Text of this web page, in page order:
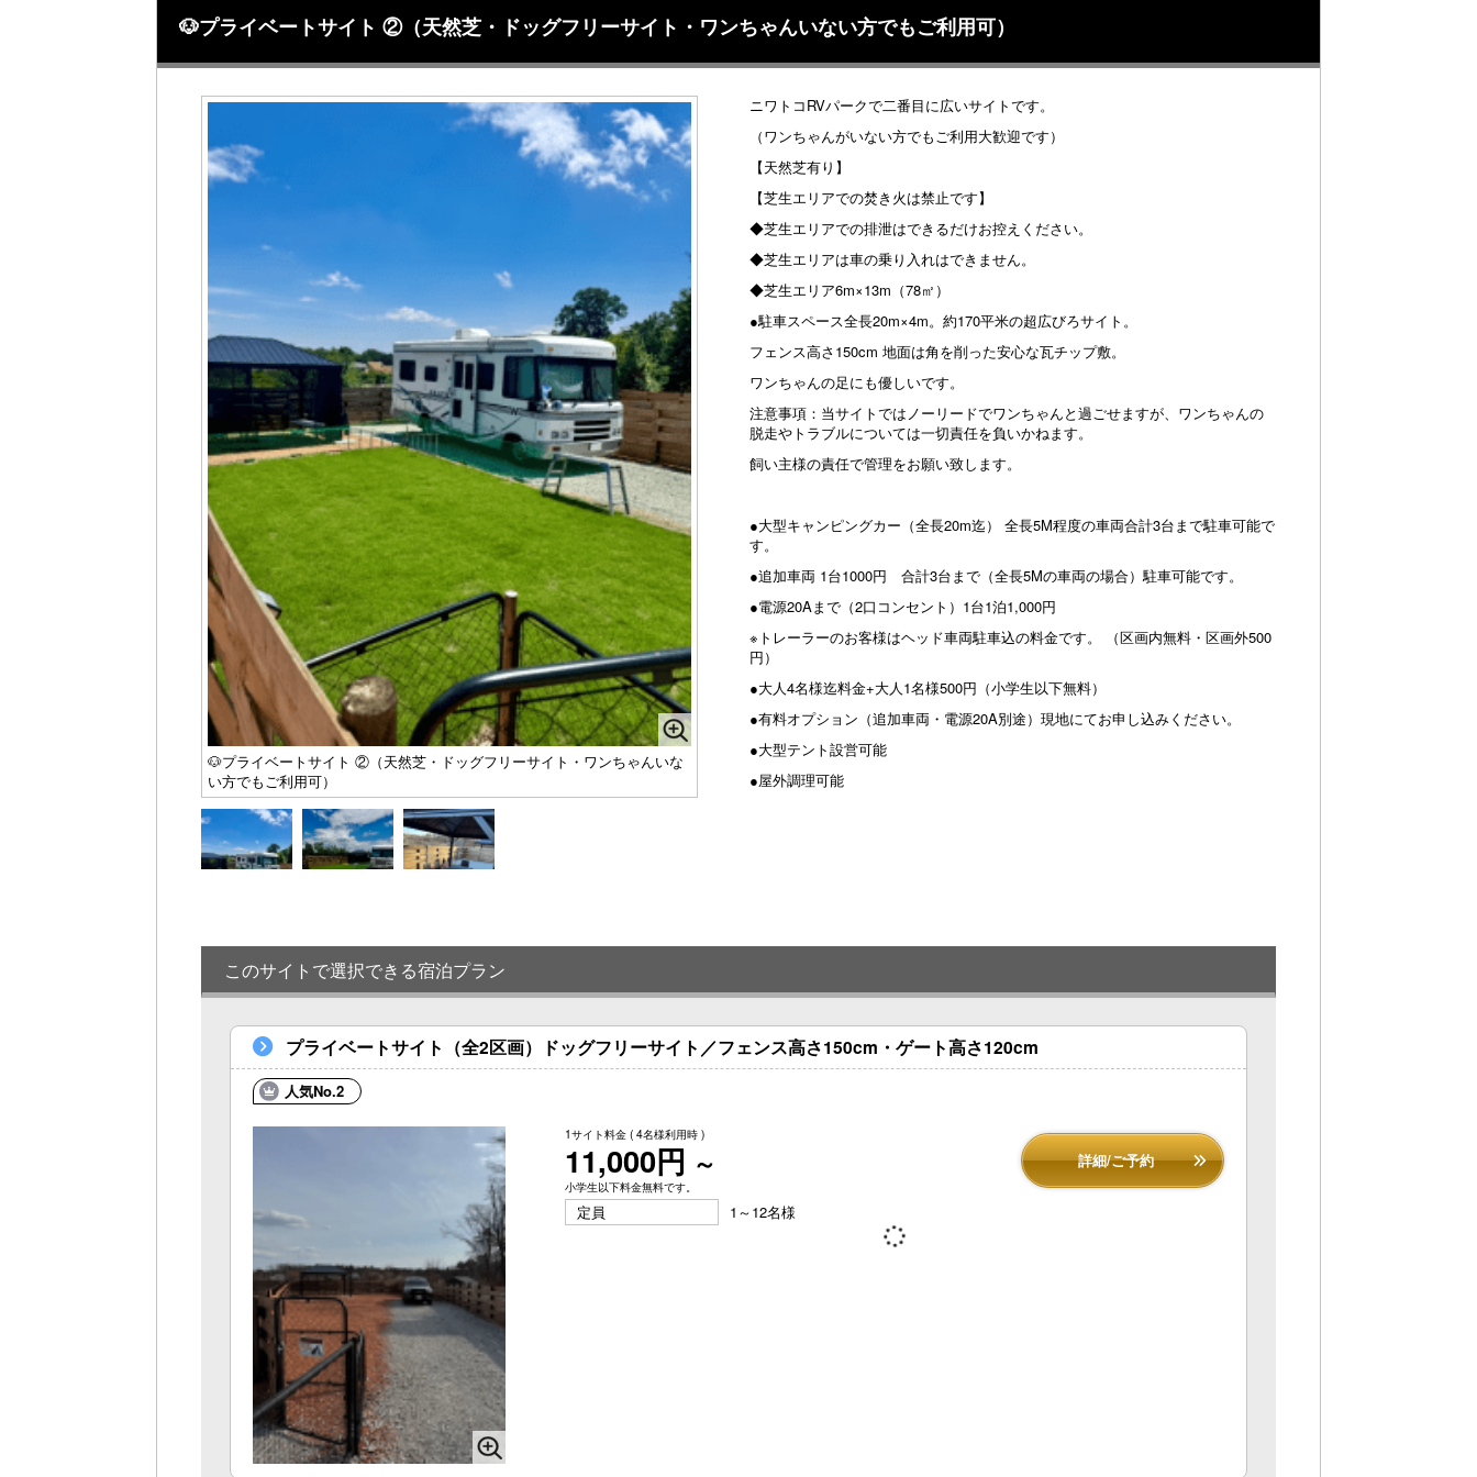
🐶プライベートサイト ②（天然芝・ドッグフリーサイト・ワンちゃんいない方でもご利用可）
🐶プライベートサイト ②（天然芝・ドッグフリーサイト・ワンちゃんいな
い方でもご利用可）
ニワトコRVパークで二番目に広いサイトです。
（ワンちゃんがいない方でもご利用大歓迎です）
【天然芝有り】
【芝生エリアでの焚き火は禁止です】
◆芝生エリアでの排泄はできるだけお控えください。
◆芝生エリアは車の乗り入れはできません。
◆芝生エリア6m×13m（78㎡）
●駐車スペース全長20m×4m。約170平米の超広びろサイト。
フェンス高さ150cm 地面は角を削った安心な瓦チップ敷。
ワンちゃんの足にも優しいです。
注意事項：当サイトではノーリードでワンちゃんと過ごせますが、ワンちゃんの
脱走やトラブルについては一切責任を負いかねます。
飼い主様の責任で管理をお願い致します。
●大型キャンピングカー（全長20m迄） 全長5M程度の車両合計3台まで駐車可能で
す。
●追加車両 1台1000円 合計3台まで（全長5Mの車両の場合）駐車可能です。
●電源20Aまで（2口コンセント）1台1泊1,000円
※トレーラーのお客様はヘッド車両駐車込の料金です。 （区画内無料・区画外500
円）
●大人4名様迄料金+大人1名様500円（小学生以下無料）
●有料オプション（追加車両・電源20A別途）現地にてお申し込みください。
●大型テント設営可能
●屋外調理可能
このサイトで選択できる宿泊プラン
プライベートサイト（全2区画）ドッグフリーサイト／フェンス高さ150cm・ゲート高さ120cm
人気No.2
1サイト料金 ( 4名様利用時 )
11,000円 ～
小学生以下料金無料です。
詳細/ご予約
定員 1～12名様